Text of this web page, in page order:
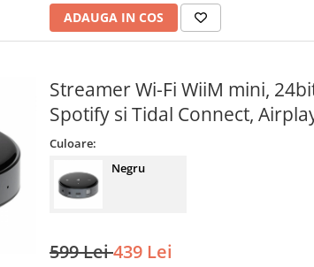
ADAUGA IN COS
Streamer Wi-Fi WiiM mini,
Spotify si Tidal Connect,
Culoare:
Negru
599 Lei439 Lei